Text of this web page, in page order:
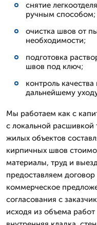
снятие
ручным способом;
очистка швов от
необходимости;
подготовка
швов под ключ;
контроль
дальнейшему
Мы работаем как с
с локальной
жилых объектов
кирпичных швов
материалы, труд и
предоставляем
коммерческое
согласования с
исходя из объема